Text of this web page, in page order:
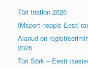
Türi triatlon 2026
IMsport noppis Eesti
Alanud on
2026
Türi Sörk – Eesti